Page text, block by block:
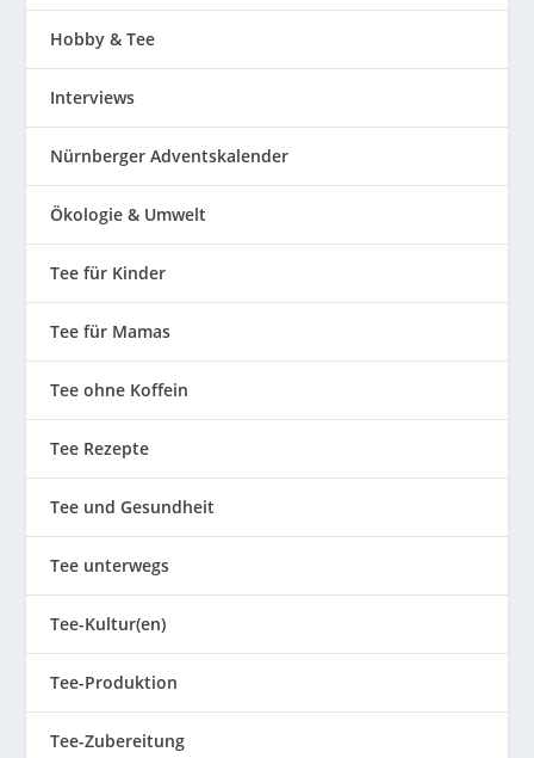
Hobby & Tee
Interviews
Nürnberger Adventskalender
Ökologie & Umwelt
Tee für Kinder
Tee für Mamas
Tee ohne Koffein
Tee Rezepte
Tee und Gesundheit
Tee unterwegs
Tee-Kultur(en)
Tee-Produktion
Tee-Zubereitung